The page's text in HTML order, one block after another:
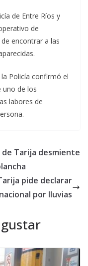
de Entre Ríos y
de
encontrar a las
Policía confirmó el
uno de los
labores de
de Tarija desmiente
pide declarar
por lluvias